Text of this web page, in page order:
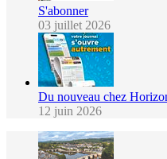
S'abonner
03 juillet 2026
Du nouveau chez
12 juin 2026